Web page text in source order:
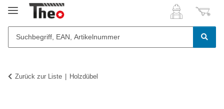
Zurück zur Liste Holzdübel